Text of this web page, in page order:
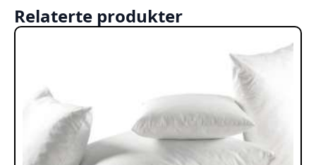
Relaterte produkter